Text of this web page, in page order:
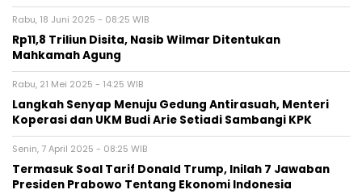
Rabu, 18 Juni 2025 - 08:25 WIB
Rp11,8 Triliun Disita, Nasib Wilmar Ditentukan
Mahkamah Agung
Rabu, 21 Mei 2025 - 14:25 WIB
Langkah Senyap Menuju Gedung Antirasuah, Menteri
Koperasi dan UKM Budi Arie Setiadi Sambangi KPK
Senin, 7 April 2025 - 08:25 WIB
Termasuk Soal Tarif Donald Trump, Inilah 7 Jawaban
Presiden Prabowo Tentang Ekonomi Indonesia